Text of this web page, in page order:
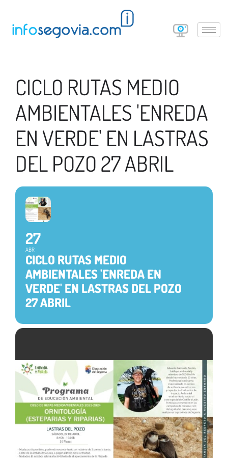
CICLO RUTAS MEDIO
AMBIENTALES 'ENREDA
EN VERDE' EN LASTRAS
DEL POZO 27 ABRIL
27
ABR
CICLO RUTAS MEDIO
AMBIENTALES 'ENREDA EN
VERDE' EN LASTRAS DEL POZO
27 ABRIL